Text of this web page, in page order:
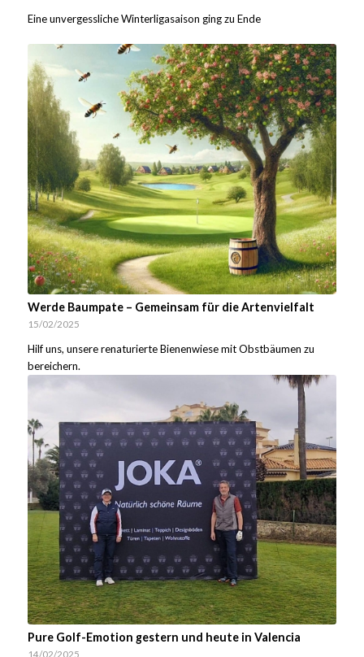
Eine unvergessliche Winterligasaison ging zu Ende
Werde Baumpate – Gemeinsam für die Artenvielfalt
15/02/2025
Hilf uns, unsere renaturierte Bienenwiese mit Obstbäumen zu
bereichern.
Pure Golf-Emotion gestern und heute in Valencia
14/02/2025